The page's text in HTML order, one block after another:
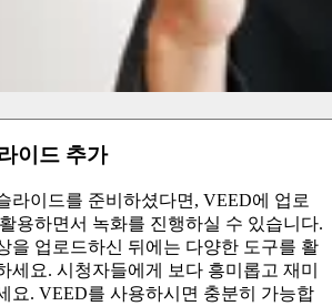
이드 추가
라이드를 준비하셨다면, VEED에 업로
용하면서 녹화를 진행하실 수 있습니다.
을 업로드하신 뒤에는 다양한 도구를 활
세요. 시청자들에게 보다 흥미롭고 재미
요. VEED를 사용하시면 충분히 가능합